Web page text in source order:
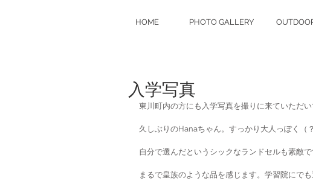
HOME PHOTO GALLERY
入学写真
東川町内の方にも入学写真を撮りに来ていただい
久しぶりのHanaちゃん。すっかり大人っぽく（
自分で選んだというシックなランドセルも素敵で
まるで皇族のような品を感じます。学習院にで